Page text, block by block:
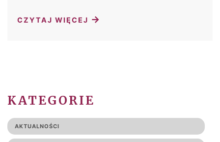
CZYTAJ WIĘCEJ →
KATEGORIE
AKTUALNOŚCI